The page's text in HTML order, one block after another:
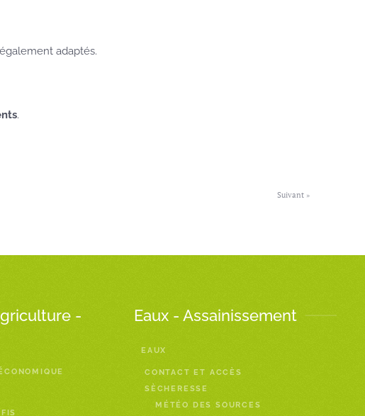
adaptés.
.
Suivant »
-
Eaux - Assainissement
EAUX
CONTACT ET ACCÈS
SÈCHERESSE
MÉTÉO DES SOURCES